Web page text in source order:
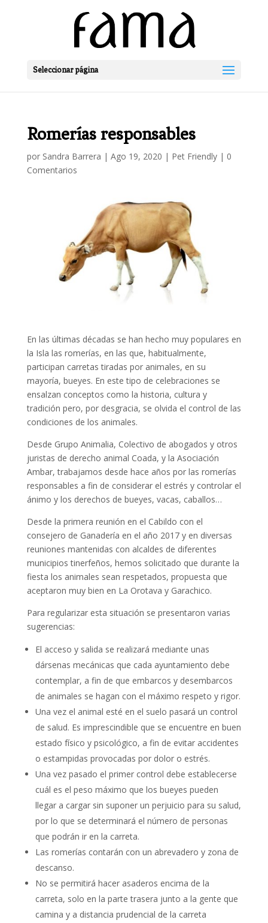
Seleccionar página
Romerías responsables
por Sandra Barrera | Ago 19, 2020 | Pet Friendly| 0
Comentarios
En las últimas décadas se han hecho muy populares en
la Isla las romerías, en las que, habitualmente,
participan carretas tiradas por animales, en su
mayoría, bueyes. En este tipo de celebraciones se
ensalzan conceptos como la historia, cultura y
tradición pero, por desgracia, se olvida el control de las
condiciones de los animales.
Desde Grupo Animalia, Colectivo de abogados y otros
juristas de derecho animal Coada, y la Asociación
Ambar, trabajamos desde hace años por las romerías
responsables a fin de considerar el estrés y controlar el
ánimo y los derechos de bueyes, vacas, caballos…
Desde la primera reunión en el Cabildo con el
consejero de Ganadería en el año 2017 y en diversas
reuniones mantenidas con alcaldes de diferentes
municipios tinerfeños, hemos solicitado que durante la
fiesta los animales sean respetados, propuesta que
aceptaron muy bien en La Orotava y Garachico.
Para regularizar esta situación se presentaron varias
sugerencias:
El acceso y salida se realizará mediante unas
dársenas mecánicas que cada ayuntamiento debe
contemplar, a fin de que embarcos y desembarcos
de animales se hagan con el máximo respeto y rigor.
Una vez el animal esté en el suelo pasará un control
de salud. Es imprescindible que se encuentre en buen
estado físico y psicológico, a fin de evitar accidentes
o estampidas provocadas por dolor o estrés.
Una vez pasado el primer control debe establecerse
cuál es el peso máximo que los bueyes pueden
llegar a cargar sin suponer un perjuicio para su salud,
por lo que se determinará el número de personas
que podrán ir en la carreta.
Las romerías contarán con un abrevadero y zona de
descanso.
No se permitirá hacer asaderos encima de la
carreta, solo en la parte trasera junto a la gente que
camina y a distancia prudencial de la carreta